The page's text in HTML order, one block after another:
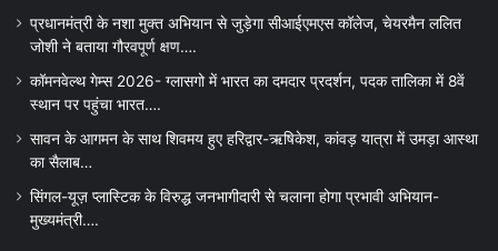
प्रधानमंत्री के नशा मुक्त अभियान से जुड़ेगा सीआईएमएस कॉलेज, चेयरमैन ललित
जोशी ने बताया गौरवपूर्ण क्षण….
कॉमनवेल्थ गेम्स 2026- ग्लासगो में भारत का दमदार प्रदर्शन, पदक तालिका में 8वें
स्थान पर पहुंचा भारत….
सावन के आगमन के साथ शिवमय हुए हरिद्वार-ऋषिकेश, कांवड़ यात्रा में उमड़ा आस्था
का सैलाब…
सिंगल-यूज़ प्लास्टिक के विरुद्ध जनभागीदारी से चलाना होगा प्रभावी अभियान-
मुख्यमंत्री….